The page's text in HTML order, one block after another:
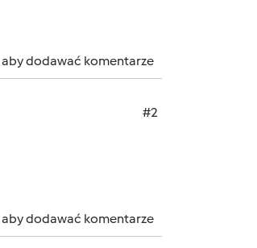
aby dodawać komentarze
#2
aby dodawać komentarze